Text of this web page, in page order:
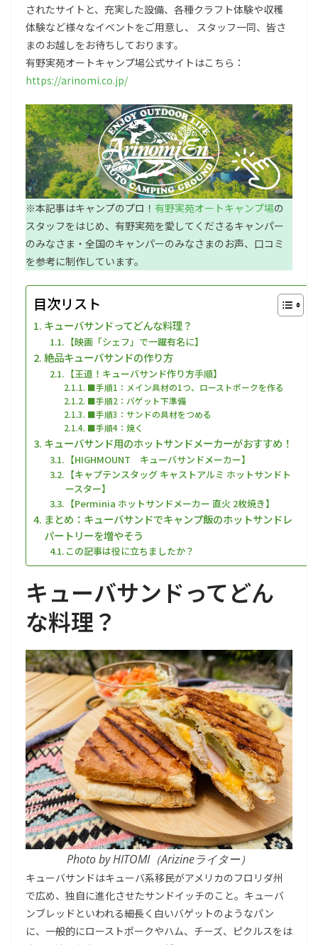
されたサイトと、充実した設備、各種クラフト体験や収穫
体験など様々なイベントをご用意し、 スタッフ一同、皆さ
まのお越しをお待ちしております。
有野実苑オートキャンプ場公式サイトはこちら：
https://arinomi.co.jp/
※本記事はキャンプのプロ！ 有野実苑オートキャンプ場の
スタッフをはじめ、有野実苑を愛してくださるキャンパー
のみなさま・全国のキャンパーのみなさまのお声、口コミ
を参考に制作しています。
目次リスト
キューバサンドってどんな料理？
【映画「シェフ」で一躍有名に】
絶品キューバサンドの作り方
【王道！キューバサンド作り方手順】
■手順1：メイン具材の1つ、ローストポークを作る
■手順2：バゲット下準備
■手順3：サンドの具材をつめる
■手順4：焼く
キューバサンド用のホットサンドメーカーがおすすめ！
【HIGHMOUNT キューバサンドメーカー】
【キャプテンスタッグ キャストアルミ ホットサンドト
ースター】
【Perminia ホットサンドメーカー 直火 2枚焼き】
まとめ：キューバサンドでキャンプ飯のホットサンドレ
パートリーを増やそう
この記事は役に立ちましたか？
キューバサンドってどん
な料理？
Photo by HITOMI（Arizineライター）
キューバサンドはキューバ系移民がアメリカのフロリダ州
で広め、独自に進化させたサンドイッチのこと。キューバ
ンブレッドといわれる細長く白いバゲットのようなパン
に、一般的にローストポークやハム、チーズ、ピクルスをは